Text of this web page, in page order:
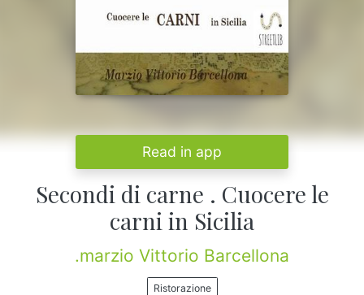
Read in app
Secondi di carne . Cuocere le
carni in Sicilia
.marzio Vittorio Barcellona
Ristorazione